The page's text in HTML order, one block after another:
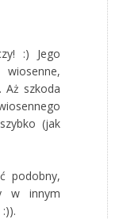
:) Jego
Aż szkoda
(jak
podobny,
w innym